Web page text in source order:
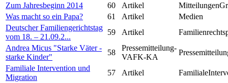
Zum Jahresbeginn 2014
60 Artikel
Was macht so ein Papa?
61 Artikel
Medien
Deutscher Familiengerichtstag
vom 18. – 21.09.2...
59 Artikel
Andrea Micus "Starke Väter -
starke Kinder"
58
Pressemitteilung-
VAFK-KA
Familiale Intervention und
Migration
57 Artikel